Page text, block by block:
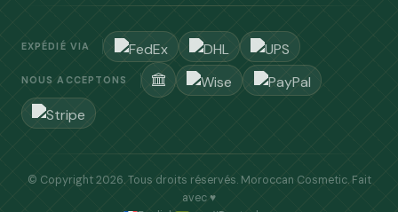
EXPÉDIÉ VIA
NOUS ACCEPTONS
© Copyright 2026. Tous droits réservés. Moroccan Cosmetic. Fait
avec ♥